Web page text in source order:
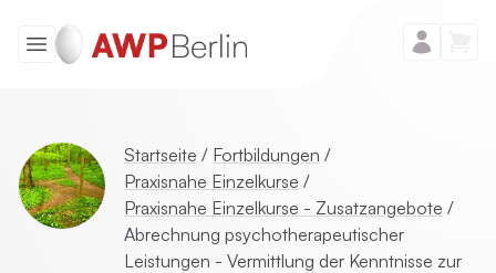
Startseite / Fortbildungen /
Praxisnahe Einzelkurse /
Praxisnahe Einzelkurse - Zusatzangebote /
Abrechnung psychotherapeutischer
Leistungen - Vermittlung der Kenntnisse zur